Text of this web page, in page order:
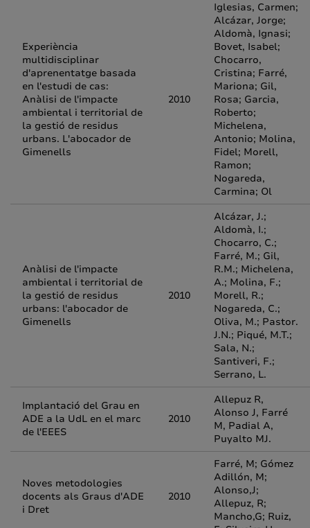
Experiència
multidisciplinar
d'aprenentatge basada
en l'estudi de cas:
Anàlisi de l'impacte
ambiental i territorial de
la gestió de residus
urbans. L'abocador de
Gimenells
2010
Iglesias, Carmen;
Alcázar, Jorge;
Aldomà, Ignasi;
Bovet, Isabel;
Chocarro,
Cristina; Farré,
Mariona; Gil,
Rosa; Garcia,
Roberto;
Michelena,
Antonio; Molina,
Fidel; Morell,
Ramon;
Nogareda,
Carmina; Ol
Anàlisi de l'impacte
ambiental i territorial de
la gestió de residus
urbans: l'abocador de
Gimenells
2010
Alcázar, J.;
Aldomà, I.;
Chocarro, C.;
Farré, M.; Gil,
R.M.; Michelena,
A.; Molina, F.;
Morell, R.;
Nogareda, C.;
Oliva, M.; Pastor.
J.N.; Piqué, M.T.;
Sala, N.;
Santiveri, F.;
Serrano, L.
Implantació del Grau en
ADE a la UdL en el marc
de l'EEES
2010
Allepuz R,
Alonso J, Farré
M, Padial A,
Puyalto MJ.
Noves metodologies
docents als Graus d'ADE
i Dret
2010
Farré, M; Gómez
Adillón, M;
Alonso,J;
Allepuz, R;
Mancho,G; Ruiz,